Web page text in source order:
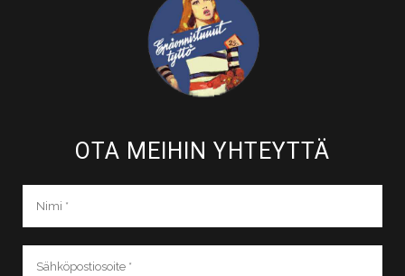
OTA MEIHIN YHTEYTTÄ​